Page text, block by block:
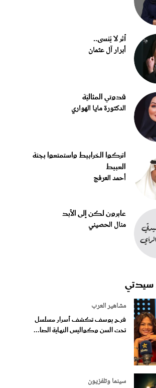
أثر لا يُنسى..
أبرار آل عثمان
قدوتي المثاليّة
الدكتورة مايا الهواري
اتركوا الخرابيط واستمتعوا بجنة
العبيط
أحمد العرفج
عابرون لكن إلى الأبد
منال الحصيني
مشاهير العرب
فرح يوسف تكشف أسرار مسلسل
تحت السن وكواليس النهاية الصا...
سينما وتلفزيون